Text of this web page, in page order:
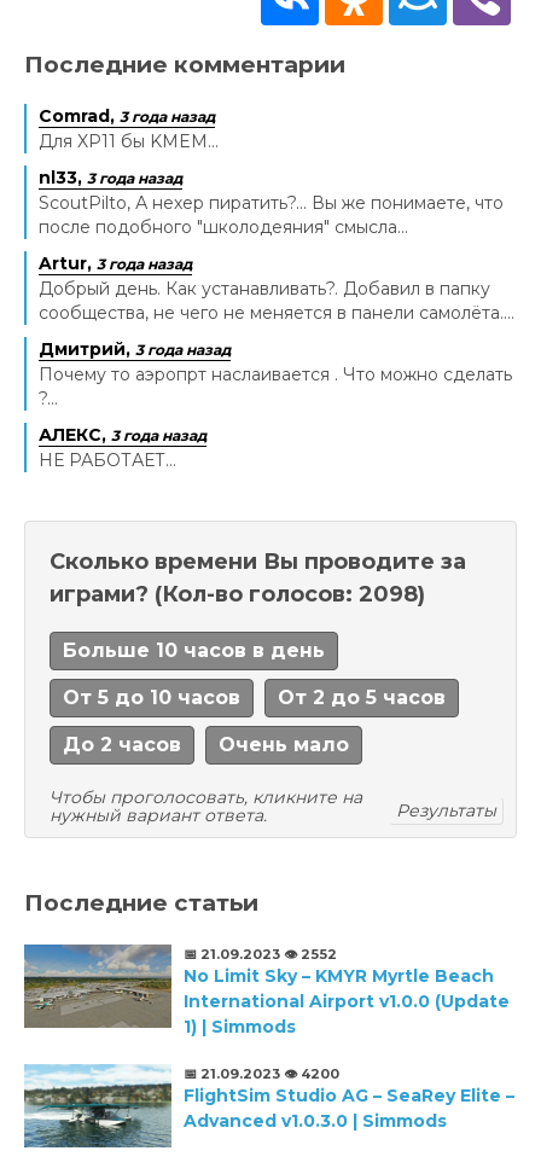
Последние комментарии
Comrad, 3 года назад
Для XP11 бы KMEM...
nl33, 3 года назад
ScoutPilto, А нехер пиратить?... Вы же понимаете, что
после подобного "школодеяния" смысла...
Artur, 3 года назад
Добрый день. Как устанавливать?. Добавил в папку
сообщества, не чего не меняется в панели самолёта....
Дмитрий, 3 года назад
Почему то аэропрт наслаивается . Что можно сделать
?...
АЛЕКС, 3 года назад
НЕ РАБОТАЕТ...
Сколько времени Вы проводите за
играми? (Кол-во голосов: 2098)
Больше 10 часов в день
От 5 до 10 часов От 2 до 5 часов
До 2 часов Очень мало
Чтобы проголосовать, кликните на
нужный вариант ответа.
Результаты
Последние статьи
📅 21.09.2023 👁️ 2552
No Limit Sky – KMYR Myrtle Beach
International Airport v1.0.0 (Update
1) | Simmods
📅 21.09.2023 👁️ 4200
FlightSim Studio AG – SeaRey Elite –
Advanced v1.0.3.0 | Simmods